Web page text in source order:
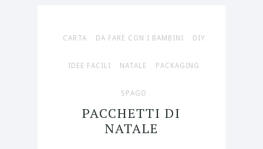
CARTA DA FARE CON I BAMBINI DIY
IDEE FACILI NATALE PACKAGING
SPAGO
PACCHETTI DI
NATALE